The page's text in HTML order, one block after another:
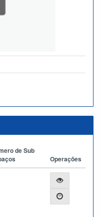
de Sub
Operações